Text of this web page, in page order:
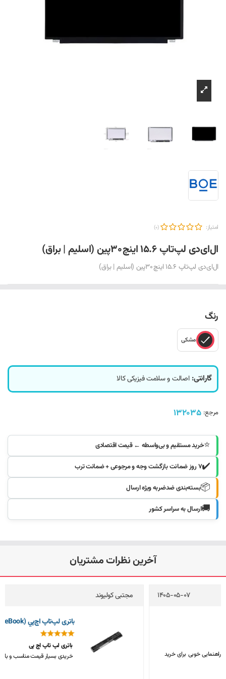
ال‌ای‌دی لپ‌تاپ ۱۵.۶ اینچ ۳۰ پین (اسلیم | براق)
ال‌ای‌دی لپ‌تاپ ۱۵.۶ اینچ ۳۰ پین (اسلیم | براق)
امتیاز: (0)
رنگ
مشکی
گارانتی: اصالت و سلامت فیزیکی کالا
مرجع: 132035
⭐خرید مستقیم و بی‌واسطه ← قیمت اقتصادی
✔️۷ روز ضمانت بازگشت وجه و مرجوعی + ضمانت ترب
📦بسته‌بندی ضدضربه ویژه ارسال
🚚ارسال به سراسر کشور
آخرین نظرات مشتریان
مجتبی کولیوند
باتری لپ تاپ اچ پی
خریدی بسیار قیمت مناسب و باکیفیت، متشکرم